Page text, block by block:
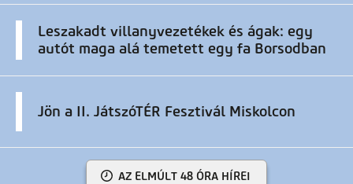
Leszakadt villanyvezetékek és ágak: egy
autót maga alá temetett egy fa Borsodban
Jön a II. JátszóTÉR Fesztivál Miskolcon
AZ ELMÚLT 48 ÓRA HÍREI